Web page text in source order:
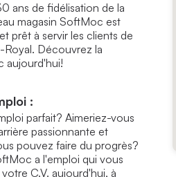
ans de fidélisation de la
magasin SoftMoc est
prêt à servir les clients de
Découvrez la
aujourd'hui!
:
parfait? Aimeriez-vous
passionnante et
pouvez faire du progrès?
a l'emploi qui vous
C.V. aujourd'hui, à